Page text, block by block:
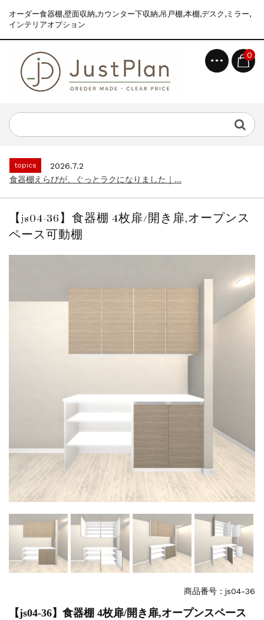
オーダー食器棚,壁面収納,カウンター下収納,吊戸棚,本棚,デスク,ミラー,
インテリアオプション
0
食器棚えらびが、ぐっとラクになりました｜...
news
2026.8.6
topics
2026.7.2
食器棚えらびが、ぐっとラクになりました｜...
topics
2026.7.2
食器棚えらびが、ぐっとラクになりました｜...
【js04-36】食器棚 4枚扉/開き扉,オープンス
ペース可動棚
商品番号：js04-36
【js04-36】食器棚 4枚扉/開き扉,オープンスペース